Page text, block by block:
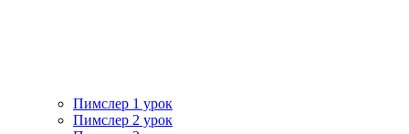
Пимслер 1 урок
Пимслер 2 урок